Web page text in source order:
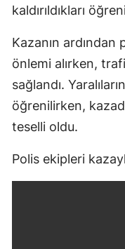
kaldırıldıkları
Kazanın
önlemi alırken,
sağlandı.
öğrenilirken,
teselli oldu.
Polis ekipleri